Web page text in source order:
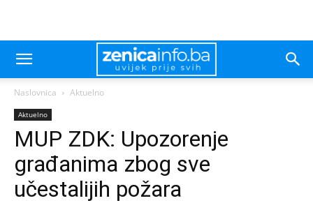
Naslovnica Aktuelno
Aktuelno
MUP ZDK: Upozorenje
građanima zbog sve
učestalijih požara